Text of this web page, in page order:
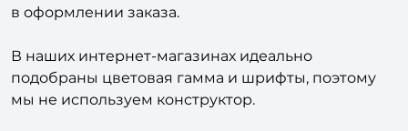
в оформлении заказа.
В наших интернет-магазинах идеально
подобраны цветовая гамма и шрифты, поэтому
мы не используем конструктор.